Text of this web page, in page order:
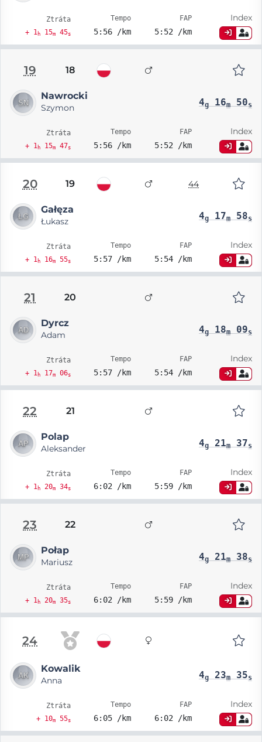
Ztráta
+ 1h15m45s
Tempo
5:56 /km
FAP
5:52 /km
Index
19 18
Nawrocki
Szymon 4g16m50s
Ztráta
+ 1h15m47s
Tempo
5:56 /km
FAP
5:52 /km
Index
20 19 44
Gałęza
Łukasz 4g17m58s
Ztráta
+ 1h16m55s
Tempo
5:57 /km
FAP
5:54 /km
Index
21 20
Dyrcz
Adam 4g18m09s
Ztráta
+ 1h17m06s
Tempo
5:57 /km
FAP
5:54 /km
Index
22 21
Polap
Aleksander 4g21m37s
Ztráta
+ 1h20m34s
Tempo
6:02 /km
FAP
5:59 /km
Index
23 22
Połap
Mariusz 4g21m38s
Ztráta
+ 1h20m35s
Tempo
6:02 /km
FAP
5:59 /km
Index
24
Kowalik
Anna 4g23m35s
Ztráta
+ 10m55s
Tempo
6:05 /km
FAP
6:02 /km
Index